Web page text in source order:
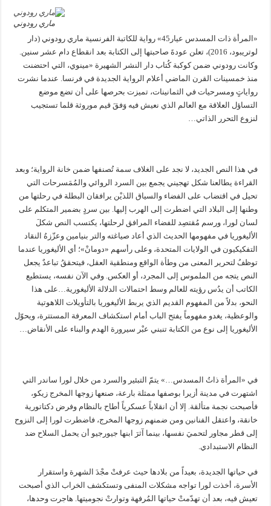
ماري رودوني
«المرأة ذات المسدس عيار45» رواية للكاتبة الفرنسية ماري رودوني (دار
لوتريبود، 2016)، تعلن عودةَ صاحبتها إلى الكتابة بعد انقطاع دام عشر سنين.
وكانت رودوني ضمن كوكبة كُتاب دار النشر الشهيرة «مينوي، التي احتضنت
منذ خمسينات القرن الماضي أعلام الرواية الجديدة في فرنسا. عندما نشرت
رواياتٍ ومسرحيات في الثمانينات، تميزت بحرصها على أن تضع موضع
التساؤل العلاقة مع العالم الذي نعيش فيه وَفقَ قيم موروثة قلما تستجيب
لنزوع التحرر الذاتي…
في هذا النص الجديد، لا نجد على الغلاف سمة تُصنفها ضمن خانة الرواية؛ وبعد
القراءة يطالعنا شكل تهجيني يجمع بين السرد الروائي والمُمَسرحات التي
تحيل في اقتضاب على الفضاء والسياق اللذيْن يرافقان البطلة في رحلتها من
وطنها إلى البلاد التي اضطرت إلى الهرب إليها. بين سردٍ بضمير المتكلم على
لسان لورا، ورسم مُقتصِد للفضاء المرافق لرحلتها، يكتسب النص شكلَ
الأليغوريا في مفهومها الحديث الذي أعاد صياغته والتر بنيامين وعزّزهُ النقاد
التفكيكيون في الولايات المتحدة، وعلى رأسهم «دومانْ»؛ أي الأليغوريا عندما
توظفُ لتحرير المعنى من وطأة الواقع ومنطقية العقل، فيتحققُ تباعدٌ يجعل
النص يتجه من الملموس إلى المجرد، أو العكس. وفي الآن نفسه، يستطيع
الكاتب أن يدُس رؤيته للعالم وسط احتمالات الدلالة الأليغورية…على هذا
النحو، بدلاً من المفهوم القديم الذي يربط الأليغوريا بالتأويلات اللاهوتية
والوعظية، يغدو مفهوماً يفتح الباب أمام استكشاف المعرفة المستترة، ويحوّل
الأليغوريا إلى نوع من الكتابة تنبني عبْر سيرورة الهدم والبناء على الأنقاض…
في «المرأة ذاتُ المسدس…» يتمّ التبئير والسرد من خلال لورا ساندر التي
اشتهرت في مدينة أزيرا بوصفها ممثلة بارعة، صنعها زوجها المخرج زيكو،
فأصبحت نجمة متألقة. إلا أن انقلاباً عسكرياً أطاح بالنظام وفرض دكتاتورية
خانقة، واعتقل الفنانين ومن ضمنهم زوجها المخرج، فاضطرت لورا إلى النزوح
إلى قطر مجاور لتحميَ نفسها، بينما آثرَ ابنها جيورجيو أن يحمل السلاح ضد
النظام الاستبدادي.
في حياتها الجديدة، بعيداً من بلادها حيث عرفتْ مجْدَ الشهرة واستقرار
الأسرة، أخذت لورا تواجه مشكلات المنفى وتستكشف الخراب الذي أصبحت
تعيش فيه، بعد أن تهدّمتْ حياتها المُرفهة وتوارتْ نجوميتها. هاجرت وحدها،